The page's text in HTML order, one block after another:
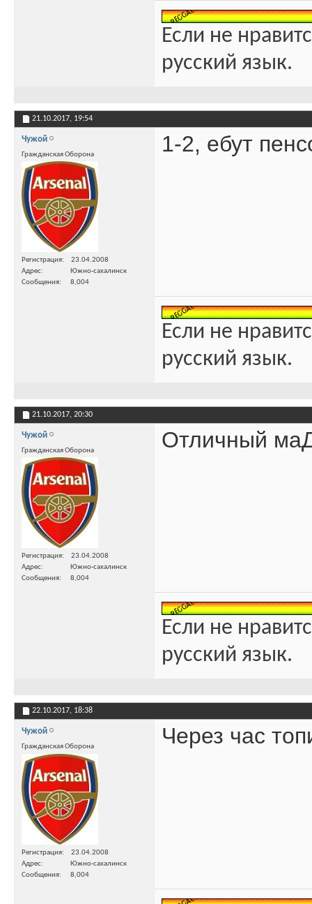
Если не
русский язык.
21.10.2017, 19:54
Чужой
Гражданская Оборона
Регистрация
23.04.2008
Адрес
Южно-сахалинск
Сообщения
8,004
1-2, ебут
Если не
русский язык.
21.10.2017, 20:30
Чужой
Гражданская Оборона
Регистрация
23.04.2008
Адрес
Южно-сахалинск
Сообщения
8,004
Отличный
Если не
русский язык.
22.10.2017, 18:38
Чужой
Гражданская Оборона
Регистрация
23.04.2008
Адрес
Южно-сахалинск
Сообщения
8,004
Через час